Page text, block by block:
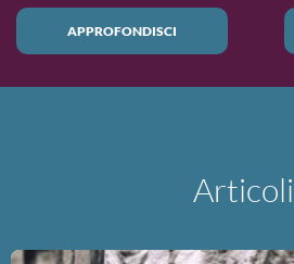
APPROFONDISCI
Articoli